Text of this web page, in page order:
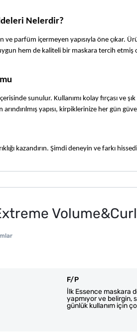
Nelerdir?
parfüm içermeyen yapısıyla öne çıkar.
hem de kaliteli bir maskara tercih etmiş
sunulur. Kullanımı kolay fırçası ve şık
yapısı, kirpiklerinize her gün
kazandırın. Şimdi deneyin ve farkı
F/P
İlk Essence maskara
yapmıyor ve belirgin,
günlük kullanım için